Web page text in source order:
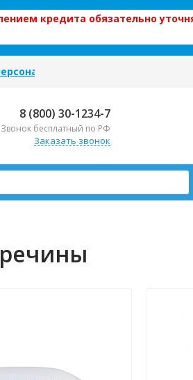
кредита обязательно
данных
8 (800) 30-1234-7
Звонок бесплатный по РФ
Заказать звонок